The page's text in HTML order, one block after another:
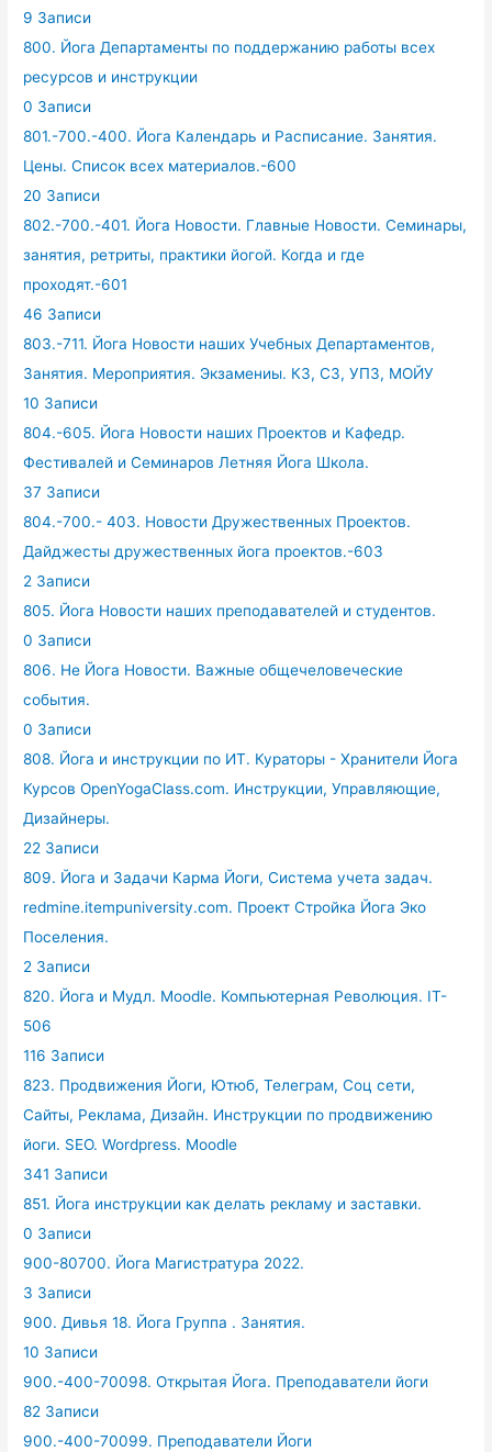
9 Записи
800. Йога Департаменты по поддержанию работы всех
ресурсов и инструкции
0 Записи
801.-700.-400. Йога Календарь и Расписание. Занятия.
Цены. Список всех материалов.-600
20 Записи
802.-700.-401. Йога Новости. Главные Новости. Семинары,
занятия, ретриты, практики йогой. Когда и где
проходят.-601
46 Записи
803.-711. Йога Новости наших Учебных Департаментов,
Занятия. Мероприятия. Экзамениы. КЗ, СЗ, УПЗ, МОЙУ
10 Записи
804.-605. Йога Новости наших Проектов и Кафедр.
Фестивалей и Семинаров Летняя Йога Школа.
37 Записи
804.-700.- 403. Новости Дружественных Проектов.
Дайджесты дружественных йога проектов.-603
2 Записи
805. Йога Новости наших преподавателей и студентов.
0 Записи
806. Не Йога Новости. Важные общечеловеческие
события.
0 Записи
808. Йога и инструкции по ИТ. Кураторы - Хранители Йога
Курсов OpenYogaClass.com. Инструкции, Управляющие,
Дизайнеры.
22 Записи
809. Йога и Задачи Карма Йоги, Система учета задач.
redmine.itempuniversity.com. Проект Стройка Йога Эко
Поселения.
2 Записи
820. Йога и Мудл. Moodle. Компьютерная Революция. IT-
506
116 Записи
823. Продвижения Йоги, Ютюб, Телеграм, Соц сети,
Сайты, Реклама, Дизайн. Инструкции по продвижению
йоги. SEO. Wordpress. Moodle
341 Записи
851. Йога инструкции как делать рекламу и заставки.
0 Записи
900-80700. Йога Магистратура 2022.
3 Записи
900. Дивья 18. Йога Группа . Занятия.
10 Записи
900.-400-70098. Открытая Йога. Преподаватели йоги
82 Записи
900.-400-70099. Преподаватели Йоги